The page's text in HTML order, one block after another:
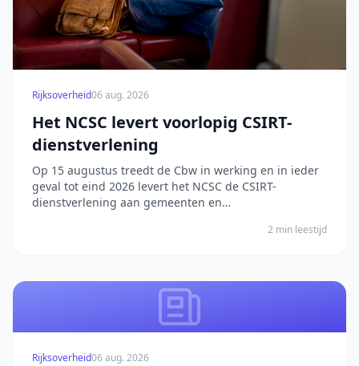
Rijksoverheid06 aug. 2026
Het NCSC levert voorlopig CSIRT-
dienstverlening
Op 15 augustus treedt de Cbw in werking en in ieder
geval tot eind 2026 levert het NCSC de CSIRT-
dienstverlening aan gemeenten en
levert voorlopig CSIRT-dienstverlening verscheen2 min leestijd
Rijksoverheid06 aug. 2026